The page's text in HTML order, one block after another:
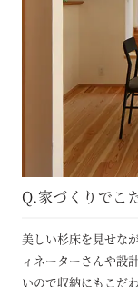
Q.家づくりでこ
美しい杉床を見せな
ィネーターさんや設
いので収納にもこだ